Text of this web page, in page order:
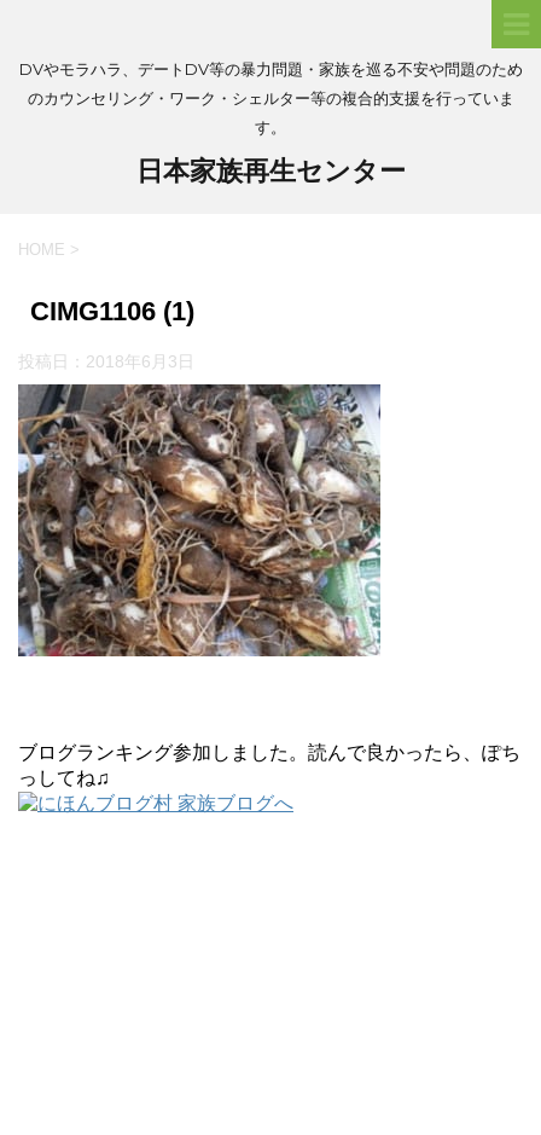
DVやモラハラ、デートDV等の暴力問題・家族を巡る不安や問題のため
のカウンセリング・ワーク・シェルター等の複合的支援を行っていま
す。
日本家族再生センター
HOME >
CIMG1106 (1)
投稿日： 2018年6月3日
ブログランキング参加しました。読んで良かったら、ぽち
っしてね♫